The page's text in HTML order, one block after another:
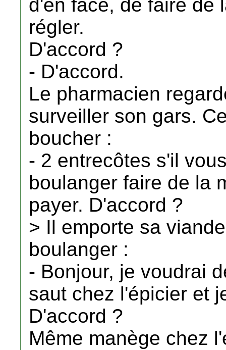
d'en face, de faire de
régler.
D'accord ?
- D'accord.
Le pharmacien
surveiller son gars.
boucher :
- 2 entrecôtes s'il
boulanger faire de la
payer. D'accord ?
> Il emporte sa
boulanger :
- Bonjour, je voudrai
saut chez l'épicier et
D'accord ?
Même manège chez